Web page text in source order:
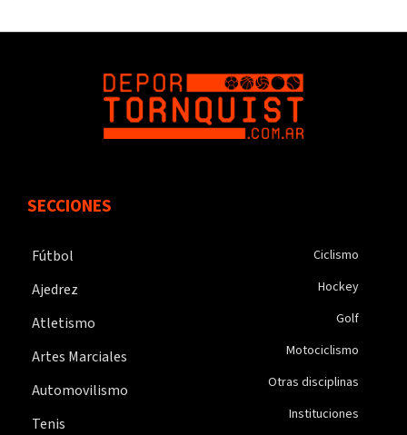
SECCIONES
Fútbol
Ajedrez
Atletismo
Artes Marciales
Automovilismo
Tenis
Ciclismo
Hockey
Golf
Motociclismo
Otras disciplinas
Instituciones